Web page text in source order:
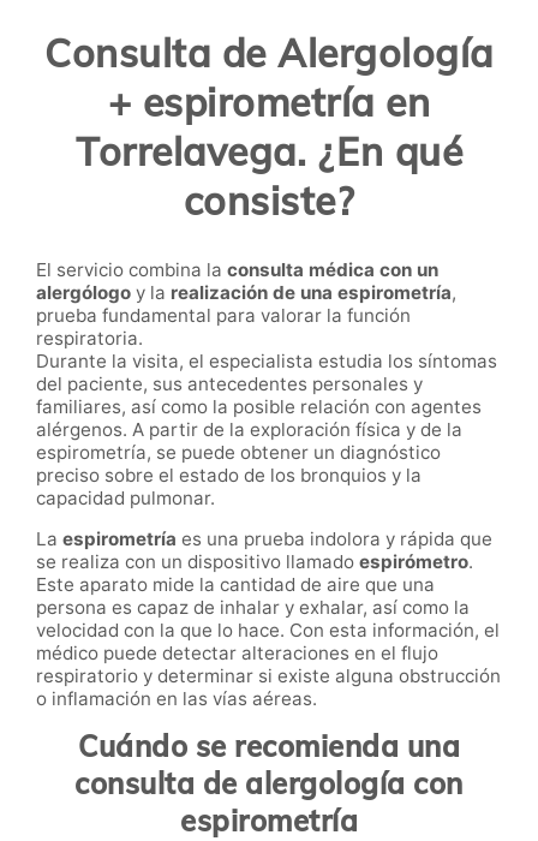
Consulta de Alergología
+ espirometría en
Torrelavega. ¿En qué
consiste?
El servicio combina la consulta médica con un
alergólogo y la realización de una espirometría,
prueba fundamental para valorar la función
respiratoria.
Durante la visita, el especialista estudia los síntomas
del paciente, sus antecedentes personales y
familiares, así como la posible relación con agentes
alérgenos. A partir de la exploración física y de la
espirometría, se puede obtener un diagnóstico
preciso sobre el estado de los bronquios y la
capacidad pulmonar.
La espirometría es una prueba indolora y rápida que
se realiza con un dispositivo llamado espirómetro.
Este aparato mide la cantidad de aire que una
persona es capaz de inhalar y exhalar, así como la
velocidad con la que lo hace. Con esta información, el
médico puede detectar alteraciones en el flujo
respiratorio y determinar si existe alguna obstrucción
o inflamación en las vías aéreas.
Cuándo se recomienda una
consulta de alergología con
espirometría